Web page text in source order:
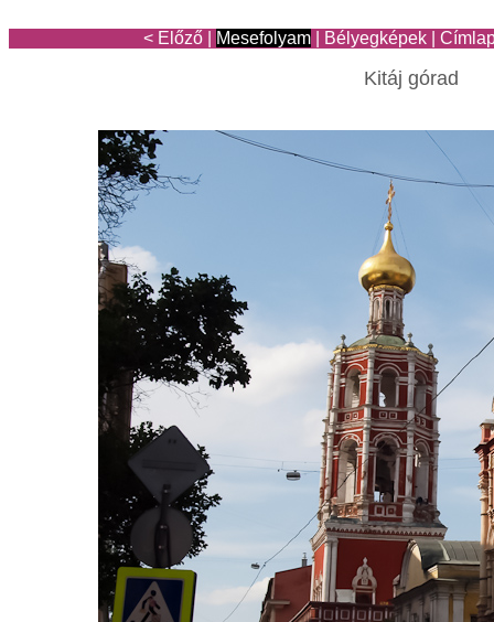
< Előző Mesefolyam Bélyegképek
Kitáj górad